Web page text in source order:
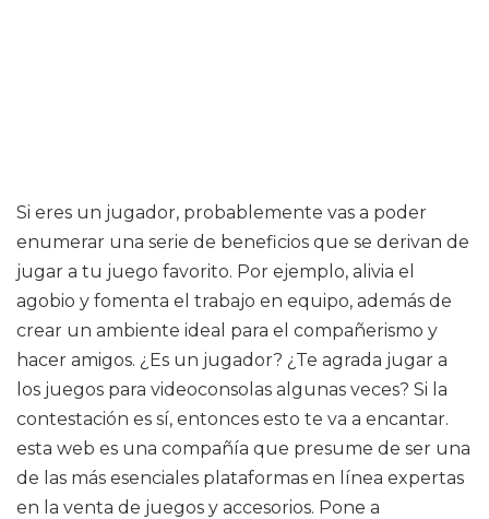
Si eres un jugador, probablemente vas a poder
enumerar una serie de beneficios que se derivan de
jugar a tu juego favorito. Por ejemplo, alivia el
agobio y fomenta el trabajo en equipo, además de
crear un ambiente ideal para el compañerismo y
hacer amigos. ¿Es un jugador? ¿Te agrada jugar a
los juegos para videoconsolas algunas veces? Si la
contestación es sí, entonces esto te va a encantar.
esta web es una compañía que presume de ser una
de las más esenciales plataformas en línea expertas
en la venta de juegos y accesorios. Pone a